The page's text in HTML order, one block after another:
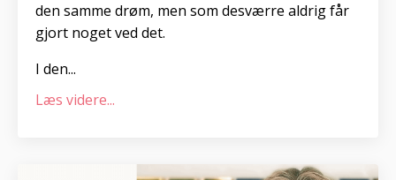
den samme drøm, men som desværre aldrig får
gjort noget ved det.
I den...
Læs videre...